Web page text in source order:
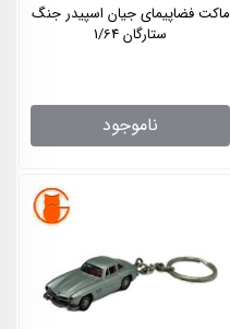
ماکت فضاپیمای جیان اسپیدر جنگ
ستارگان 1/64
ناموجود